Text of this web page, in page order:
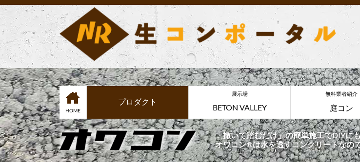
HOME
プロダクト
展示場
BETON VALLEY
無料業者紹介
庭コン
「撒いて踏むだけ」の簡単施工でDIYに
オワコン®︎は水を透すコンクリートなの